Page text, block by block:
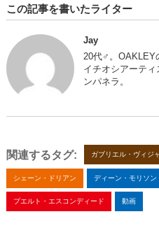
この記事を書いたライター
Jay
20代♂。OAKLEY
イチオシアーテ
ンパネラ。
関連するタグ: ガブリエル・ヴィジ
シェーン・ドリアン ディーン・モリソン
プエルト・エスコンディード 動画